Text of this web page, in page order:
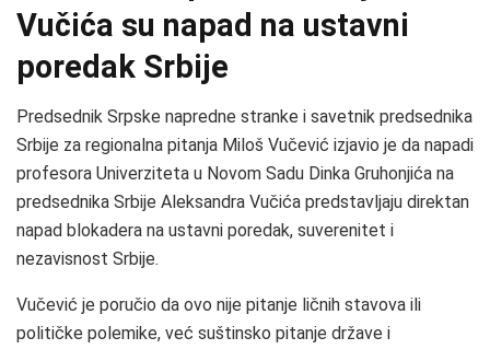
Vučića su napad na ustavni
poredak Srbije
Predsednik Srpske napredne stranke i savetnik predsednika
Srbije za regionalna pitanja Miloš Vučević izjavio je da napadi
profesora Univerziteta u Novom Sadu Dinka Gruhonjića na
predsednika Srbije Aleksandra Vučića predstavljaju direktan
napad blokadera na ustavni poredak, suverenitet i
nezavisnost Srbije.
Vučević je poručio da ovo nije pitanje ličnih stavova ili
političke polemike, već suštinsko pitanje države i